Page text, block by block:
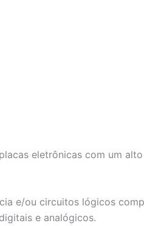
eletrônicas com um
e/ou circuitos lógicos
e analógicos.